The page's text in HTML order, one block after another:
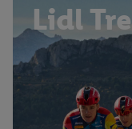
Lidl